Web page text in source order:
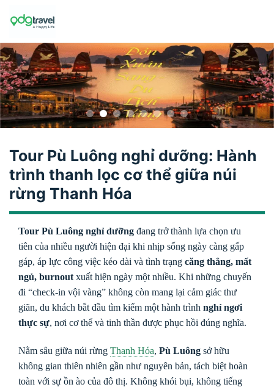
Tour Pù Luông nghỉ dưỡng: Hành
trình thanh lọc cơ thể giữa núi
rừng Thanh Hóa
Tour Pù Luông nghỉ dưỡng đang trở thành lựa chọn ưu
tiên của nhiều người hiện đại khi nhịp sống ngày càng gấp
gáp, áp lực công việc kéo dài và tình trạng căng thẳng, mất
ngủ, burnout xuất hiện ngày một nhiều. Khi những chuyến
đi “check-in vội vàng” không còn mang lại cảm giác thư
giãn, du khách bắt đầu tìm kiếm một hành trình nghỉ ngơi
thực sự, nơi cơ thể và tinh thần được phục hồi đúng nghĩa.
Nằm sâu giữa núi rừng Thanh Hóa, Pù Luông sở hữu
không gian thiên nhiên gần như nguyên bản, tách biệt hoàn
toàn với sự ồn ào của đô thị. Không khói bụi, không tiếng